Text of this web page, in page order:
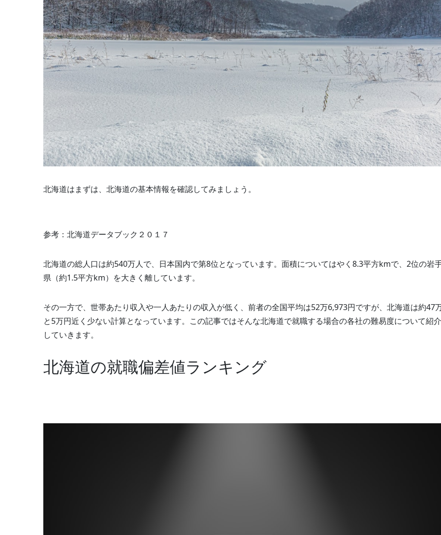
北海道はまずは、北海道の基本情報を確認してみましょう。
参考：北海道データブック２０１７
北海道の総人口は約540万人で、日本国内で第8位となっています。面積についてはやく8.3平方kmで、2位の岩
県（約1.5平方km）を大きく離しています。
その一方で、世帯あたり収入や一人あたりの収入が低く、前者の全国平均は52万6,973円ですが、北海道は約47
と5万円近く少ない計算となっています。この記事ではそんな北海道で就職する場合の各社の難易度について紹介
していきます。
北海道の就職偏差値ランキング